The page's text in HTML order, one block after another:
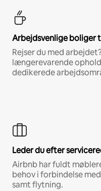
Arbejdsvenlige boliger
Rejser du med
længerevarende
dedikerede
Leder du efter
Airbnb har fuldt
behov i forbindelse
samt flytning.